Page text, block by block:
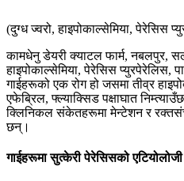
(दुग्ध ज्वरो, हाइपोकाल्सेमिया, पेरेसिस
कामधेनु डेयरी क्याटल फार्म, नबलपुर,
हाइपोकाल्सेमिया, पेरेसिस प्युरपेरेलिस,
गाईहरूको एक रोग हो जसमा तीव्र
एफेब्रिल, फ्ल्याक्सिड पक्षाघात
क्लिनिकल संकेतहरूमा मेन्टेशन र
छन्।
गाईहरूमा सुत्केरी पेरेसिसको एटियोलोजी